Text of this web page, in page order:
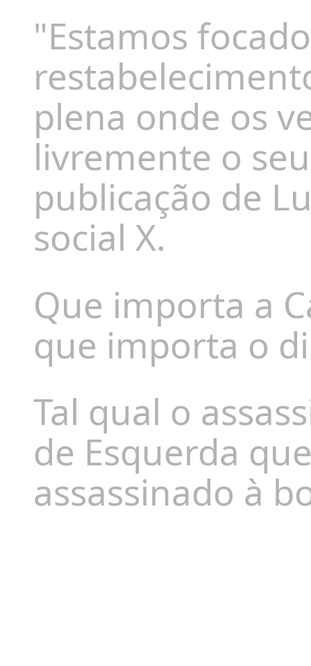
"Estamos
plena onde os
livremente o
publicação de
social X.
Que importa a
que importa o
Tal qual o
de Esquerda
assassinado à